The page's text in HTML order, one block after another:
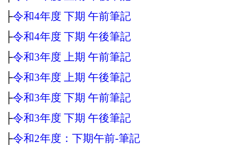
├令和4年度 下期 午前筆記
├令和4年度 下期 午後筆記
├令和3年度 上期 午前筆記
├令和3年度 上期 午後筆記
├令和3年度 下期 午前筆記
├令和3年度 下期 午後筆記
├令和2年度：下期午前‐筆記